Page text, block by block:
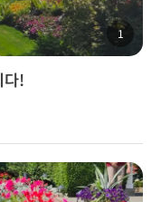
1
다!